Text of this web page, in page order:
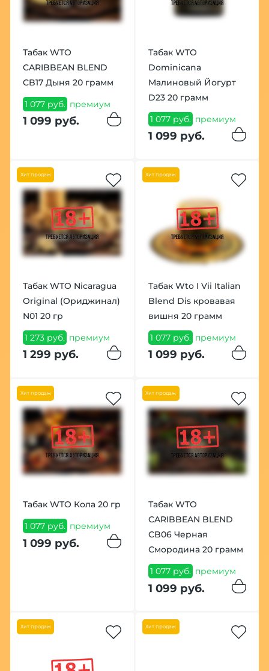
Табак WTO
CARIBBEAN BLEND
CB17 Дыня 20 грамм
1 077 руб. премиум
1 099 руб.
Табак WTO
Dominicana
Малиновый Йогурт
D23 20 грамм
1 077 руб. премиум
1 099 руб.
Хит продаж
Табак WTO Nicaragua
Original (Ориджинал)
N01 20 гр
1 273 руб. премиум
1 299 руб.
Хит продаж
Табак Wto I Vii Italian
Blend Dis кровавая
вишня 20 грамм
1 077 руб. премиум
1 099 руб.
Хит продаж
Табак WTO Кола 20 гр
1 077 руб. премиум
1 099 руб.
Хит продаж
Табак WTO
CARIBBEAN BLEND
CB06 Черная
Смородина 20 грамм
1 077 руб. премиум
1 099 руб.
Хит продаж Хит продаж